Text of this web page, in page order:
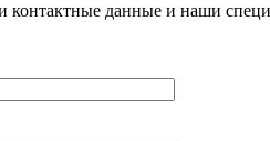
контактные данные и наши